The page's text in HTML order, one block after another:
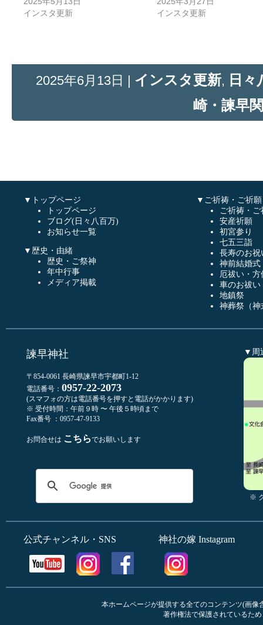
インスタ更新
インスタ更新
2025年6月13日 | インスタ更新, 日々
崎・諫早
▼トップページ
トップページ
ブログ(日々八百万)
お知らせ一覧
▼歴史・由緒
歴史・ご祭神
年中行事
メディア掲載
▼ご祈祷・ご祈願
ご祈祷・
安産祈願
初宮参り
七五三詣
長寿のお祝
神前結婚式
厄祓い・方
車のお祓い
地鎮祭
神葬祭（神
諫早神社
〒854-0061 長崎県諫早市宇都町1-12
電話番号： 0957-22-2073
(スマフォの方は電話番号を押すと電話がかかります)
※ 受付時間：午前９時 〜 午後５時頃まで
Fax番号 ：0957-47-9133
お問合せは こちらでお願いします
▼周
※
公式チャンネル・SNS 神社の嫁 Instagram
本ホームページが提供する全てのコンテンツ(画
著作権法で保護されているた